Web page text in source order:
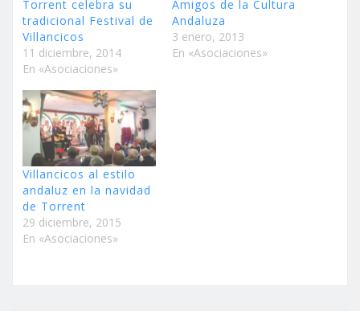
Torrent celebra su
tradicional Festival de
Villancicos
11 diciembre, 2014
En «Asociaciones»
Amigos de la Cultura
Andaluza
3 enero, 2013
En «Asociaciones»
Villancicos al estilo
andaluz en la navidad
de Torrent
29 diciembre, 2015
En «Asociaciones»